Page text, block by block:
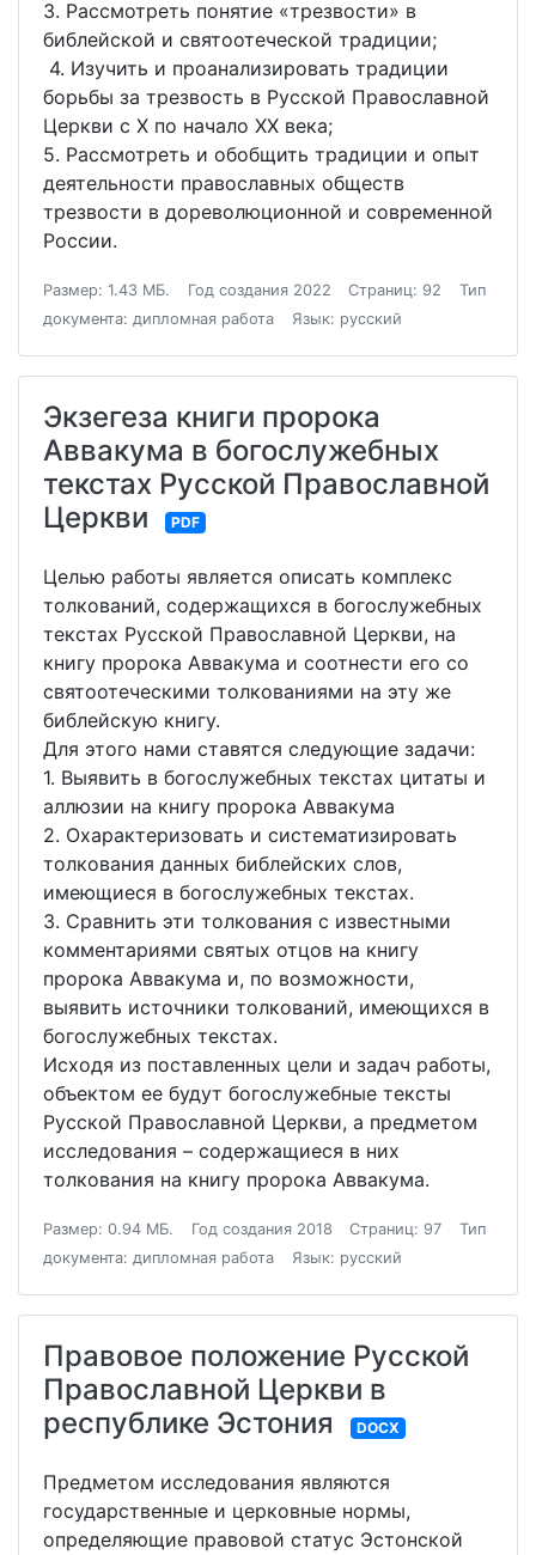
3. Рассмотреть понятие «трезвости» в
библейской и святоотеческой традиции;
4. Изучить и проанализировать традиции
борьбы за трезвость в Русской Православной
Церкви с X по начало XX века;
5. Рассмотреть и обобщить традиции и опыт
деятельности православных обществ
трезвости в дореволюционной и современной
России.
Размер: 1.43 МБ. Год создания 2022 Страниц: 92
Тип
документа: дипломная работа
Язык: русский
Экзегеза книги пророка
Аввакума в богослужебных
текстах Русской Православной
Церкви
PDF
Целью работы является описать комплекс
толкований, содержащихся в богослужебных
текстах Русской Православной Церкви, на
книгу пророка Аввакума и соотнести его со
святоотеческими толкованиями на эту же
библейскую книгу.
Для этого нами ставятся следующие задачи:
1. Выявить в богослужебных текстах цитаты и
аллюзии на книгу пророка Аввакума
2. Охарактеризовать и систематизировать
толкования данных библейских слов,
имеющиеся в богослужебных текстах.
3. Сравнить эти толкования с известными
комментариями святых отцов на книгу
пророка Аввакума и, по возможности,
выявить источники толкований, имеющихся в
богослужебных текстах.
Исходя из поставленных цели и задач работы,
объектом ее будут богослужебные тексты
Русской Православной Церкви, а предметом
исследования – содержащиеся в них
толкования на книгу пророка Аввакума.
Размер: 0.94 МБ. Год создания 2018 Страниц: 97
Тип
документа: дипломная работа
Язык: русский
Правовое положение Русской
Православной Церкви в
республике Эстония
DOCX
Предметом исследования являются
государственные и церковные нормы,
определяющие правовой статус Эстонской